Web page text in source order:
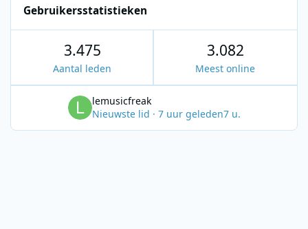
Gebruikersstatistieken
3.475
Aantal leden
3.082
Meest online
lemusicfreak
Nieuwste lid · 7 uur geleden7 u.